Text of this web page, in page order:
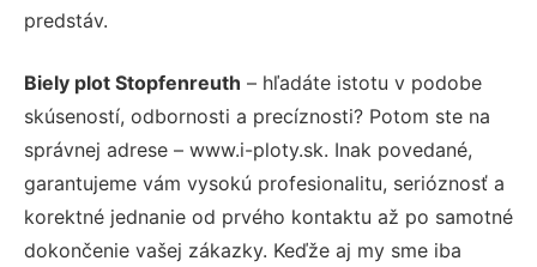
predstáv.
Biely plot Stopfenreuth – hľadáte istotu v podobe
skúseností, odbornosti a precíznosti? Potom ste na
správnej adrese – www.i-ploty.sk. Inak povedané,
garantujeme vám vysokú profesionalitu, serióznosť a
korektné jednanie od prvého kontaktu až po samotné
dokončenie vašej zákazky. Keďže aj my sme iba